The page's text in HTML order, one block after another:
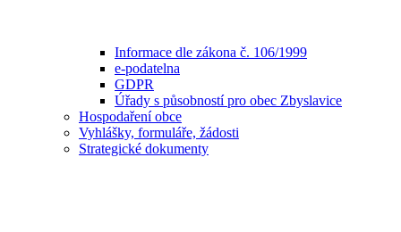
Informace dle zákona č. 106/1999
e-podatelna
GDPR
Úřady s působností pro obec Zbyslavice
Hospodaření obce
Vyhlášky, formuláře, žádosti
Strategické dokumenty